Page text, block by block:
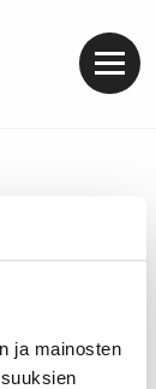
ja mainosten